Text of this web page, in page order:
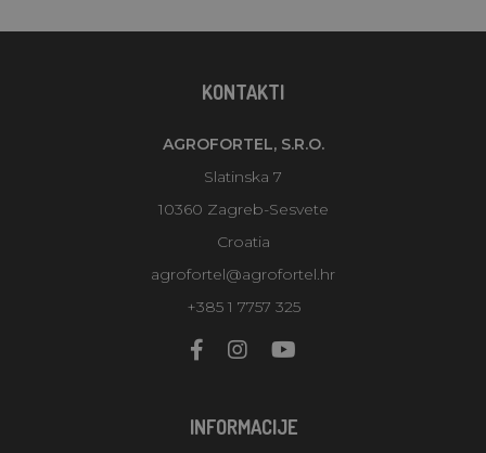
KONTAKTI
AGROFORTEL, S.R.O.
Slatinska 7
10360 Zagreb-Sesvete
Croatia
agrofortel@agrofortel.hr
+385 1 7757 325
INFORMACIJE